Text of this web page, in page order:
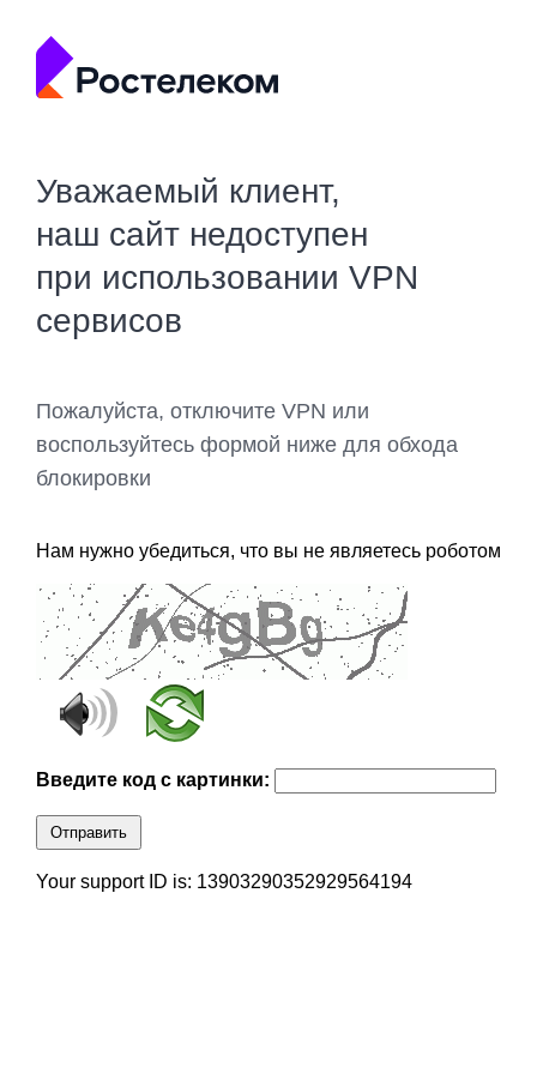
Уважаемый клиент,
наш сайт недоступен
при использовании VPN
сервисов
Пожалуйста, отключите VPN или
воспользуйтесь формой ниже для обхода
блокировки
Нам нужно убедиться, что вы не являетесь роботом
Введите код с картинки:
Отправить
Your support ID is: 13903290352929564194